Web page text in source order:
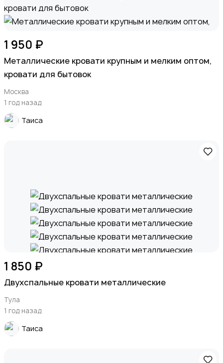
1 950 ₽
Металлические кровати крупным и мелким оптом,
кровати для бытовок
Москва
1 год назад
Таиса
1 850 ₽
Двухспальные кровати металлические
Тула
1 год назад
Таиса